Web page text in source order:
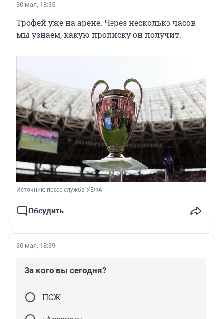
30 мая, 18:35
Трофей уже на арене. Через несколько часов
мы узнаем, какую прописку он получит.
Источник: пресс-служба УЕФА
Обсудить
30 мая, 18:39
За кого вы сегодня?
ПСЖ